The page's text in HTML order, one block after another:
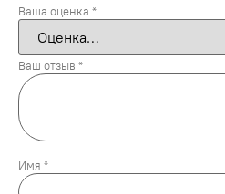
Ваша оценка *
Ваш отзыв *
Имя *